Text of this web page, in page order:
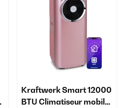
Kraftwerk Smart 12000
BTU Climatiseur mobile